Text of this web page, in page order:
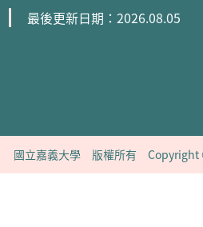
最後更新日期：2026.08.05
國立嘉義大學 版權所有 Copyright